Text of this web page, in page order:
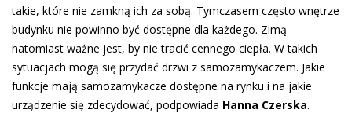
takie, które nie zamkną ich za sobą. Tymczasem często wnętrze
budynku nie powinno być dostępne dla każdego. Zimą
natomiast ważne jest, by nie tracić cennego ciepła. W takich
sytuacjach mogą się przydać drzwi z samozamykaczem. Jakie
funkcje mają samozamykacze dostępne na rynku i na jakie
urządzenie się zdecydować, podpowiada Hanna Czerska.